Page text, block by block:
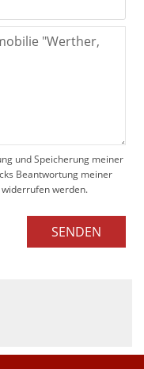
und Speicherung meiner
Beantwortung meiner
werden.
SENDEN